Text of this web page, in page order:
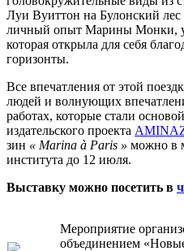
Луи Вуиттон на Булонский лес
личный опыт Марины Монки,
которая открыла для себя
горизонты.
Все впечатления от этой
людей и волнующих
работах, которые стали
издательского проекта
зин « Marina à Paris » можно в
института до 12 июля.
Выставку можно посетить в
Мероприятие
объединением